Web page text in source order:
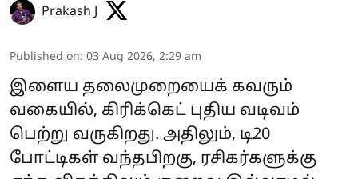
Prakash J
Published on: 03 Aug 2026, 2:29 am
இளைய தலைமுறையைக் கவரும்
வகையில், கிரிக்கெட் புதிய வடிவம்
பெற்று வருகிறது. அதிலும், டி20
போட்டிகள் வந்தபிறகு, ரசிகர்களுக்கு